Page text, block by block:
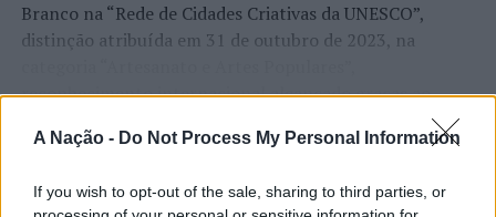
A Nação - Do Not Process My Personal Information
If you wish to opt-out of the sale, sharing to third parties, or
TÓPICOS RELACIONADOS: CRIMINALIDADE
DESTAQUE
PRÓXIMO
veículo automóvel sem habilitação legal
Lisboa: PSP recupera artigos furtados de valor
Branco na “Rede de Cidades Criativas da UNESCO”,
distinção atribuída em 31 de outubro de 2023, na
reconhecimento internacional alcançado graças ao
“valor patrimonial, artístico e identitário” do “Bordado
de Castelo Branco”, uma das manifestações mais
da identidade albicastrense.
CONTINUAR A LER